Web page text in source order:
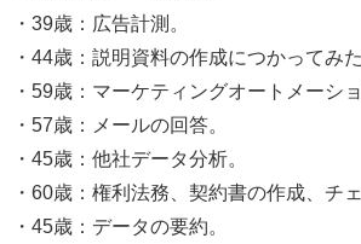
・39歳：広告計測。
・44歳：説明資料の作成につかってみた
・59歳：マーケティングオートメーショ
・57歳：メールの回答。
・45歳：他社データ分析。
・60歳：権利法務、契約書の作成、チェ
・45歳：データの要約。